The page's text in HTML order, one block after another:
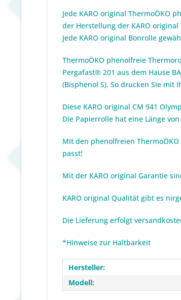
Jede KARO original ThermoÖKO
der Herstellung der KARO
Jede KARO original Bonrolle
ThermoÖKO phenolfreie
Pergafast® 201 aus dem Hause
(Bisphenol S). So drucken Sie
Diese KARO original CM 941
Die Papierrolle hat eine Länge
Mit den phenolfreien
passt!
Mit der KARO original Garantie
KARO original Qualität gibt es
Die Lieferung erfolgt
*Hinweise zur Haltbarkeit
Hersteller:
Modell: